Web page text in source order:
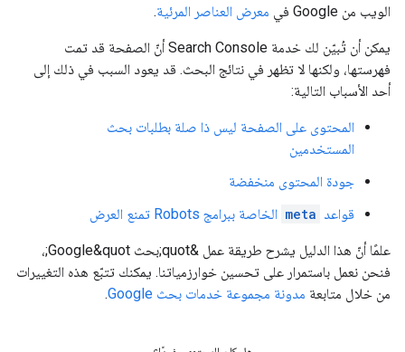
الويب من Google في
معرض العناصر المرئية.
يمكن أن تُبيّن لك خدمة Search Console أنّ الصفحة قد تمت
فهرستها، ولكنها لا تظهر في نتائج البحث. قد يعود السبب في ذلك إلى
أحد الأسباب التالية:
المحتوى على الصفحة ليس ذا صلة بطلبات بحث
المستخدمين
جودة المحتوى منخفضة
قواعد meta الخاصة ببرامج Robots تمنع العرض
علمًا أنّ هذا الدليل يشرح طريقة عمل &quot;بحث Google&quot;،
فنحن نعمل باستمرار على تحسين خوارزمياتنا. يمكنك تتبّع هذه التغييرات
من خلال متابعة مدونة مجموعة خدمات بحث Google .